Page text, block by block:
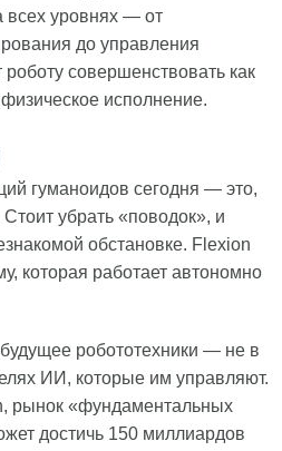
всех уровнях — от
до управления
совершенствовать как
исполнение.
гуманоидов сегодня — это,
убрать «поводок», и
обстановке. Flexion
которая работает автономно
робототехники — не в
ИИ, которые им управляют.
рынок «фундаментальных
достичь 150 миллиардов